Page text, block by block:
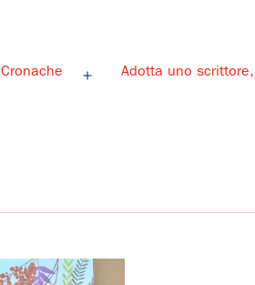
Cronache
Apri
Adotta uno